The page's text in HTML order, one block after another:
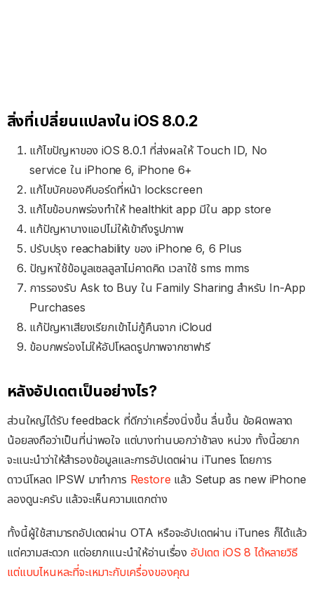
สิ่งที่เปลี่ยนแปลงใน iOS 8.0.2
แก้ไขปัญหาของ iOS 8.0.1 ที่ส่งผลให้ Touch ID, No
service ใน iPhone 6, iPhone 6+
แก้ไขบัคของคีบอร์ดที่หน้า lockscreen
แก้ไขข้อบกพร่องทำให้ healthkit app มีใน app store
แก้ปัญหาบางแอปไม่ให้เข้าถึงรูปภาพ
ปรับปรุง reachability ของ iPhone 6, 6 Plus
ปัญหาใช้ข้อมูลเซลลูลาไม่คาดคิด เวลาใช้ sms mms
การรองรับ Ask to Buy ใน Family Sharing สำหรับ In-App
Purchases
แก้ปัญหาเสียงเรียกเข้าไม่กู้คืนจาก iCloud
ข้อบกพร่องไม่ให้อัปโหลดรูปภาพจากซาฟารี
หลังอัปเดตเป็นอย่างไร?
ส่วนใหญ่ได้รับ feedback ที่ดีกว่าเครื่องนิ่งขึ้น ลื่นขึ้น ข้อผิดพลาด
น้อยลงถือว่าเป็นที่น่าพอใจ แต่บางท่านบอกว่าช้าลง หน่วง ทั้งนี้อยาก
จะแนะนำว่าให้สำรองข้อมูลและการอัปเดตผ่าน iTunes โดยการ
ดาวน์โหลด IPSW มาทำการ Restore แล้ว Setup as new iPhone
ลองดูนะครับ แล้วจะเห็นความแตกต่าง
ทั้งนี้ผู้ใช้สามารถอัปเดตผ่าน OTA หรือจะอัปเดตผ่าน iTunes ก็ได้แล้ว
แต่ความสะดวก แต่อยากแนะนำให้อ่านเรื่อง อัปเดต iOS 8 ได้หลายวิธี
แต่แบบไหนหละที่จะเหมาะกับเครื่องของคุณ